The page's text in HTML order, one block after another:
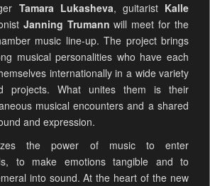
Tamara Lukasheva, guitarist Kalle
Janning Trumann will meet for the
music line-up. The project brings
musical personalities who have each
internationally in a wide variety
projects. What unites them is their
musical encounters and a shared
and expression.
the power of music to enter
to make emotions tangible and to
into sound. At the heart of the new